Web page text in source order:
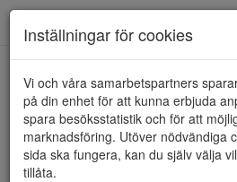
HEM RIEKER
Inställningar för cookies
Vi och våra samarbetspartners
på din enhet för att kunna erbjuda
spara besöksstatistik och för att
marknadsföring. Utöver nödvändiga
sida ska fungera, kan du själv välja
tillåta.